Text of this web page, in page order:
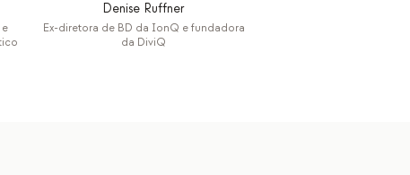
e
Denise Ruffner
Ex-diretora de BD da IonQ e fundadora
da DiviQ